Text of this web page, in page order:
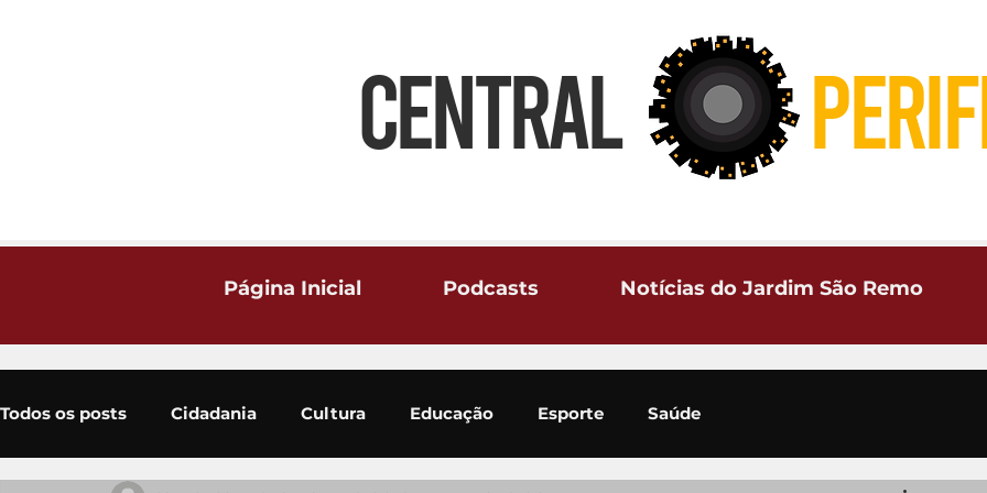
CENTRAL
Página Inicial Podcasts Notícias do Jardim São Remo
Todos os posts Cidadania Cultura Educação Esporte Saúde